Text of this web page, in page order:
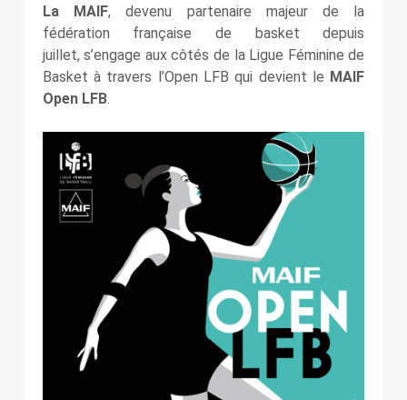
La MAIF, devenu partenaire majeur de la
fédération française de basket depuis
juillet, s’engage aux côtés de la Ligue Féminine de
Basket à travers l’Open LFB qui devient le MAIF
Open LFB.